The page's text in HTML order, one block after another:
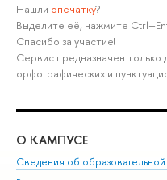
Нашли опечатку?
Выделите её, нажмите
Спасибо за участие!
Сервис предназначен
орфографических и
О КАМПУСЕ
Сведения об образовательной